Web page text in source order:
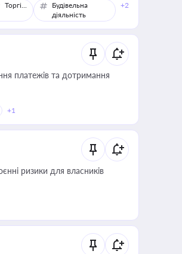
Торгівля
Будівельна
діяльність
+2
+1
ризики для власників